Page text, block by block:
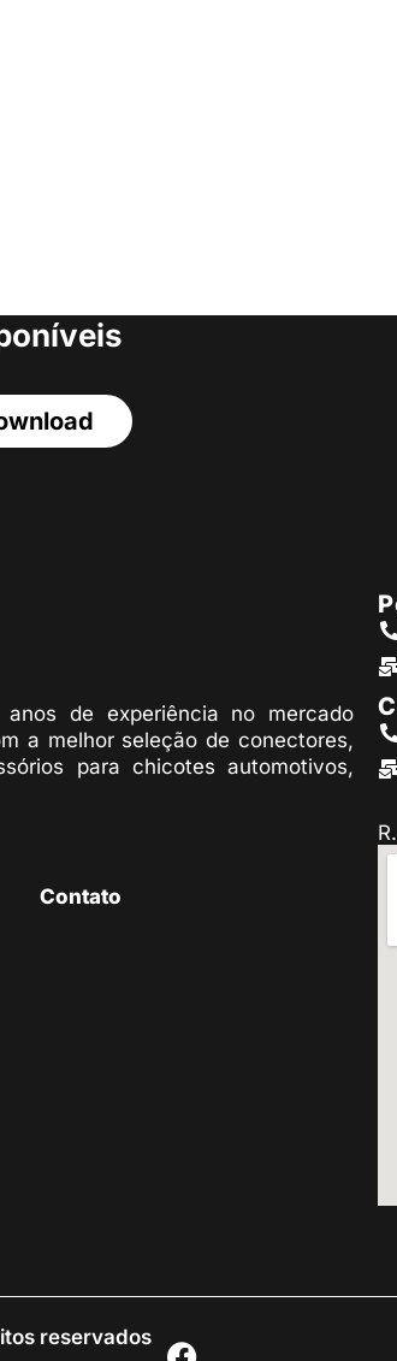
de experiência no mercado
a melhor seleção de conectores,
para chicotes automotivos,
Contato
reservados